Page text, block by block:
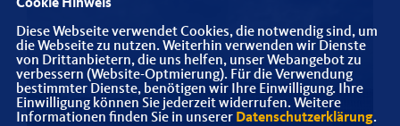
Cookie Hinweis
Diese Webseite verwendet Cookies, die notwendig sind, um
die Webseite zu nutzen. Weiterhin verwenden wir Dienste
von Drittanbietern, die uns helfen, unser Webangebot zu
verbessern (Website-Optmierung). Für die Verwendung
bestimmter Dienste, benötigen wir Ihre Einwilligung. Ihre
Einwilligung können Sie jederzeit widerrufen. Weitere
Informationen finden Sie in unserer Datenschutzerklärung.